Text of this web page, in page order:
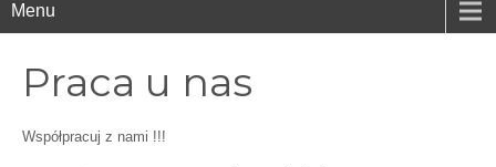
Menu
Praca u nas
Współpracuj z nami !!!